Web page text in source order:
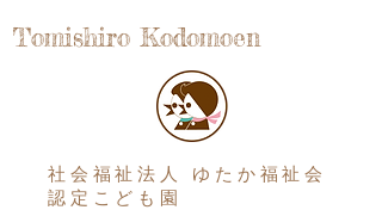
Tomishiro Kodomoen
社会福祉法人 ゆたか福祉会
認定こども園